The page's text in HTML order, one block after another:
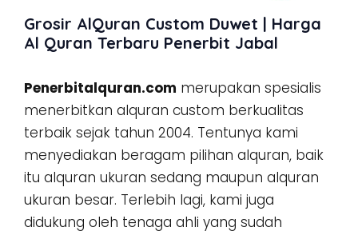
Grosir AlQuran Custom Duwet | Harga
Al Quran Terbaru Penerbit Jabal
Penerbitalquran.com merupakan spesialis
menerbitkan alquran custom berkualitas
terbaik sejak tahun 2004. Tentunya kami
menyediakan beragam pilihan alquran, baik
itu alquran ukuran sedang maupun alquran
ukuran besar. Terlebih lagi, kami juga
didukung oleh tenaga ahli yang sudah